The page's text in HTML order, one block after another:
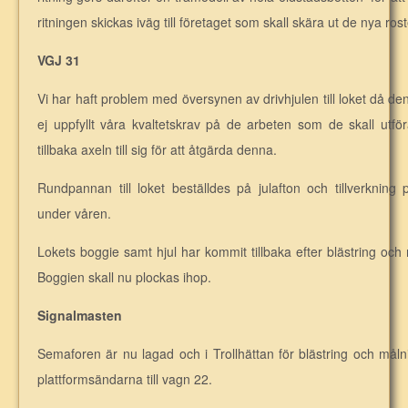
ritningen skickas iväg till företaget som skall skära ut de nya
VGJ 31
Vi har haft problem med översynen av drivhjulen till loket då
ej uppfyllt våra kvaltetskrav på de arbeten som de skall
tillbaka axeln till sig för att åtgärda denna.
Rundpannan till loket beställdes på julafton och tillverkning
under våren.
Lokets boggie samt hjul har kommit tillbaka efter blästring
Boggien skall nu plockas ihop.
Signalmasten
Semaforen är nu lagad och i Trollhättan för blästring och
plattformsändarna till vagn 22.